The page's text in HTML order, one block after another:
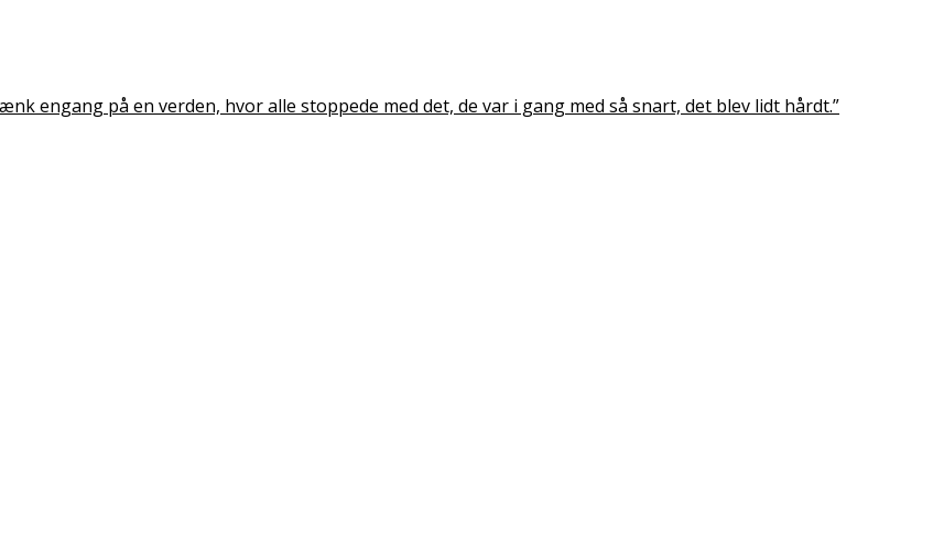
engang på en verden, hvor alle stoppede med det, de var i gang med så snart, det blev lidt hårdt.”